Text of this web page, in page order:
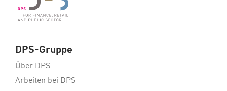
DPS-Gruppe
Über DPS
Arbeiten bei DPS